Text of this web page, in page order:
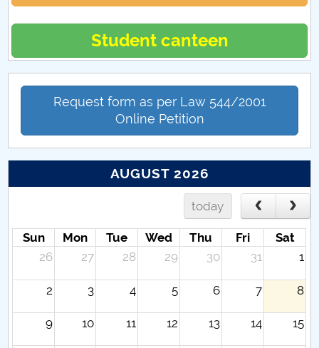
Student canteen
Request form as per Law 544/2001
Online Petition
AUGUST 2026
today
Sun Mon Tue Wed Thu Fri
Sat
26
27 28 29 30 31 1
2 3 4 5 6 7 8
9 10 11 12 13 14 15